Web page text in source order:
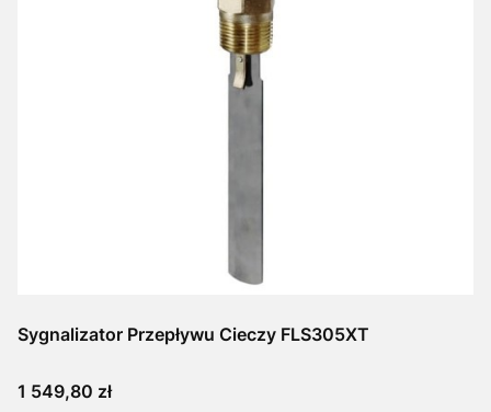
Sygnalizator Przepływu Cieczy FLS305XT
Cena
1 549,80 zł